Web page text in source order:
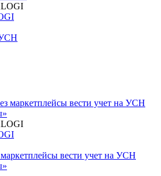
вести учет на УСН